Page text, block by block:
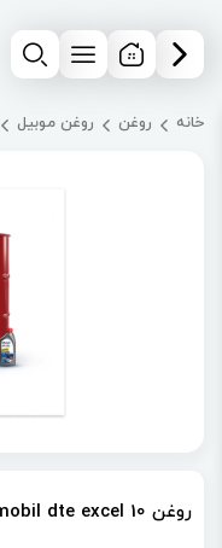
خانه روغن روغن موبیل
روغن mobil dte excel 10